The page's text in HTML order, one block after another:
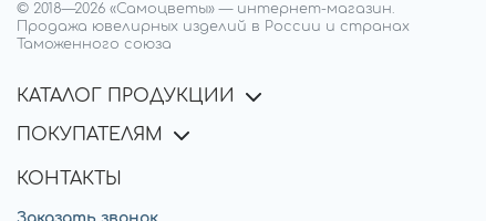
© 2018—2026 «Самоцветы» — интернет-магазин.
Продажа ювелирных изделий в России и странах
Таможенного союза
КАТАЛОГ ПРОДУКЦИИ
ПОКУПАТЕЛЯМ
КОНТАКТЫ